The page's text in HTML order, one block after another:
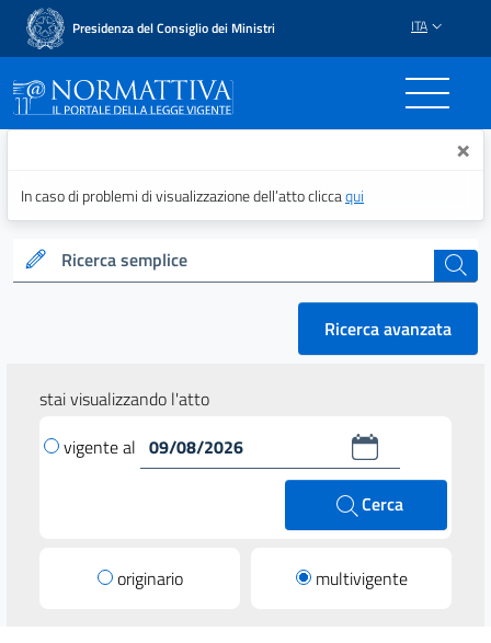
Presidenza del Consiglio dei Ministri ITA
Normattiva - Il portale ×
In caso di problemi di visualizzazione dell’atto cliccaqui
Ricerca semplice cerca
Ricerca avanzata
stai visualizzando l'atto
vigente al
Cerca
originario multivigente